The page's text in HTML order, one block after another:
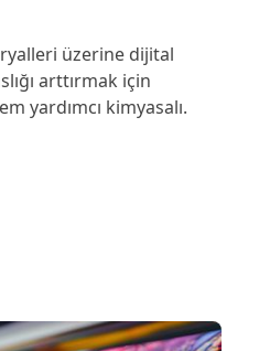
üzerine dijital
arttırmak için
yardımcı kimyasalı.